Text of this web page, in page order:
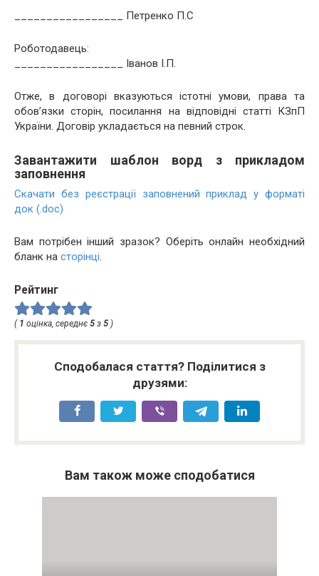
_________________ Петренко П.С
Роботодавець:
_________________ Іванов І.П.
Отже, в договорі вказуються істотні умови, права та
обов’язки сторін, посилання на відповідні статті КЗпП
України. Договір укладається на певний строк.
Завантажити шаблон ворд з прикладом
заповнення
Скачати без реєстрації заповнений приклад у форматі
док (.doc)
Вам потрібен інший зразок? Оберіть онлайн необхідний
бланк на сторінці.
Рейтинг
( 1 оцінка, середнє 5 з 5 )
Сподобалася стаття? Поділитися з
друзями:
Вам також може сподобатися